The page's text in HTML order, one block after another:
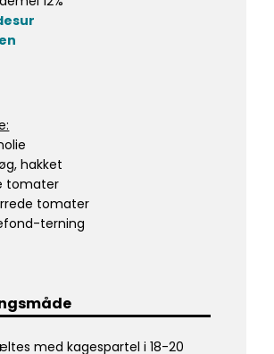
hakket
tomater
tomater
terning
med kagespartel i 18-20